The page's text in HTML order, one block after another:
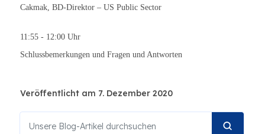
Cakmak, BD-Direktor – US Public Sector
11:55 - 12:00 Uhr
Schlussbemerkungen und Fragen und Antworten
Veröffentlicht am 7. Dezember 2020